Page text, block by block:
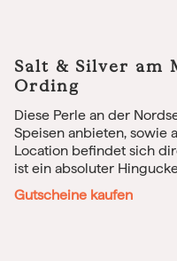
Salt & Silver am
Ording
Diese Perle an der
Speisen anbieten, sowie
Location befindet sich
ist ein absoluter
Gutscheine kaufen